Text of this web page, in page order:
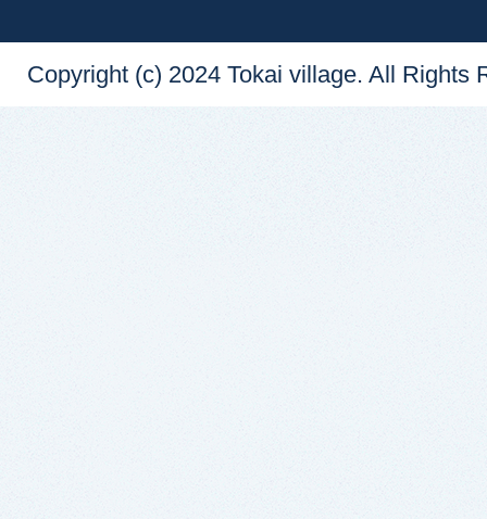
Copyright (c) 2024 Tokai village. All Rights